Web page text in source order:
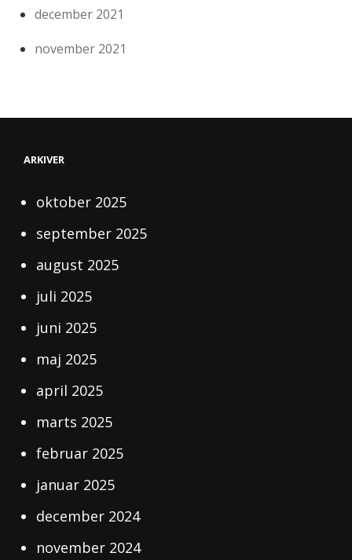
december 2021
november 2021
ARKIVER
oktober 2025
september 2025
august 2025
juli 2025
juni 2025
maj 2025
april 2025
marts 2025
februar 2025
januar 2025
december 2024
november 2024